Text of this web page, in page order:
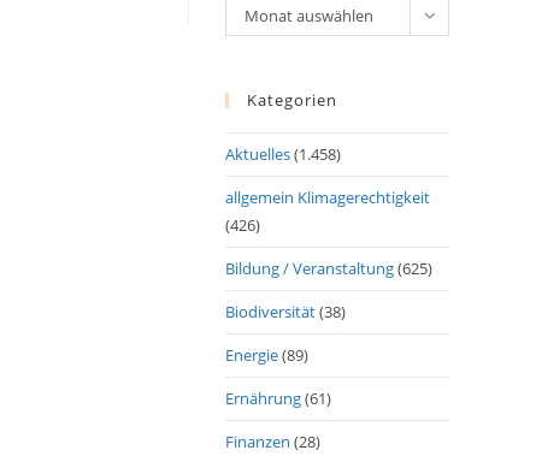
Archiv
Monat auswählen
Kategorien
Aktuelles(1.458)
allgemein Klimagerechtigkeit
(426)
Bildung / Veranstaltung(625)
Biodiversität(38)
Energie(89)
Ernährung(61)
Finanzen (28)